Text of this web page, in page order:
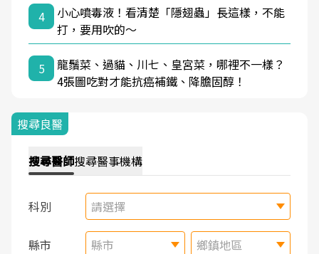
4
小心噴毒液！看清楚「隱翅蟲」長這樣，不能
打，要用吹的～
5
龍鬚菜、過貓、川七、皇宮菜，哪裡不一樣？
4張圖吃對才能抗癌補鐵、降膽固醇！
搜尋良醫
搜尋醫師搜尋醫事機構
科別 請選擇
縣市 縣市 鄉鎮地區